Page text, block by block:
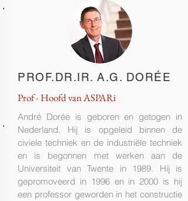
PROF.DR.IR. A.G. DORÉE
Prof - Hoofd van ASPARi
André Dorée is geboren en getogen in
Nederland. Hij is opgeleid binnen de
civiele techniek en de industriële techniek
en is begonnen met werken aan de
Universiteit van Twente in 1989. Hij is
gepromoveerd in 1996 en in 2000 is hij
een professor geworden in het constructie